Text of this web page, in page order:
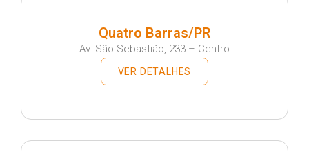
Quatro Barras/PR
Av. São Sebastião, 233 – Centro
VER DETALHES